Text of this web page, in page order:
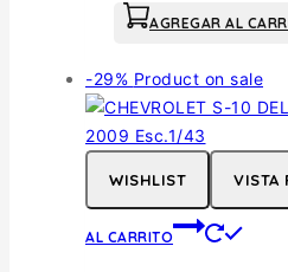
AGREGAR AL
-29% Product on sale
WISHLIST VISTA
AL CARRITO